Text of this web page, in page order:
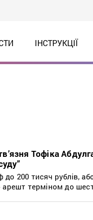
ІНСТРУКЦІЇ
Тофіка
до 200 тисяч рублів,
арешт терміном до